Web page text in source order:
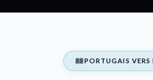
PORTUGAIS VERS